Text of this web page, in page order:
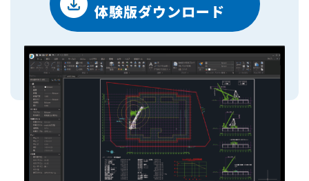
体験版ダウンロード